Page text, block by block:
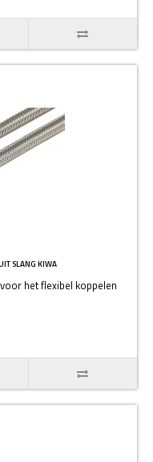
SLANG KIWA
het flexibel koppelen